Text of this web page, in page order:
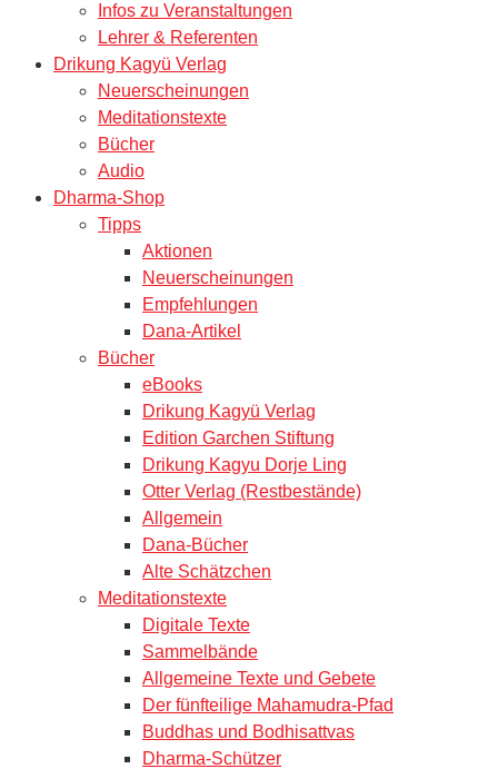
Infos zu Veranstaltungen
Lehrer & Referenten
Drikung Kagyü Verlag
Neuerscheinungen
Meditationstexte
Bücher
Audio
Dharma-Shop
Tipps
Aktionen
Neuerscheinungen
Empfehlungen
Dana-Artikel
Bücher
eBooks
Drikung Kagyü Verlag
Edition Garchen Stiftung
Drikung Kagyu Dorje Ling
Otter Verlag (Restbestände)
Allgemein
Dana-Bücher
Alte Schätzchen
Meditationstexte
Digitale Texte
Sammelbände
Allgemeine Texte und Gebete
Der fünfteilige Mahamudra-Pfad
Buddhas und Bodhisattvas
Dharma-Schützer